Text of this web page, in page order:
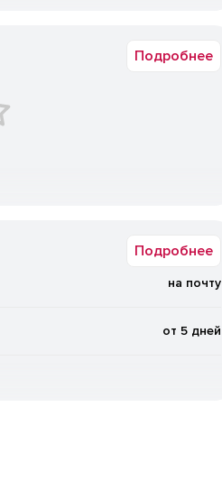
Подробнее
Подробнее
на почту
от 5 дней